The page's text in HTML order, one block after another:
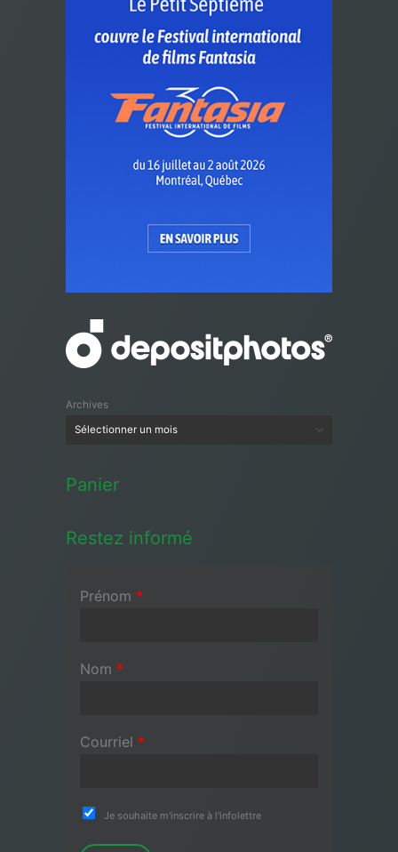
Archives
Panier
Restez informé
Prénom *
Nom *
Courriel *
Je souhaite m'inscrire à l'infolettre